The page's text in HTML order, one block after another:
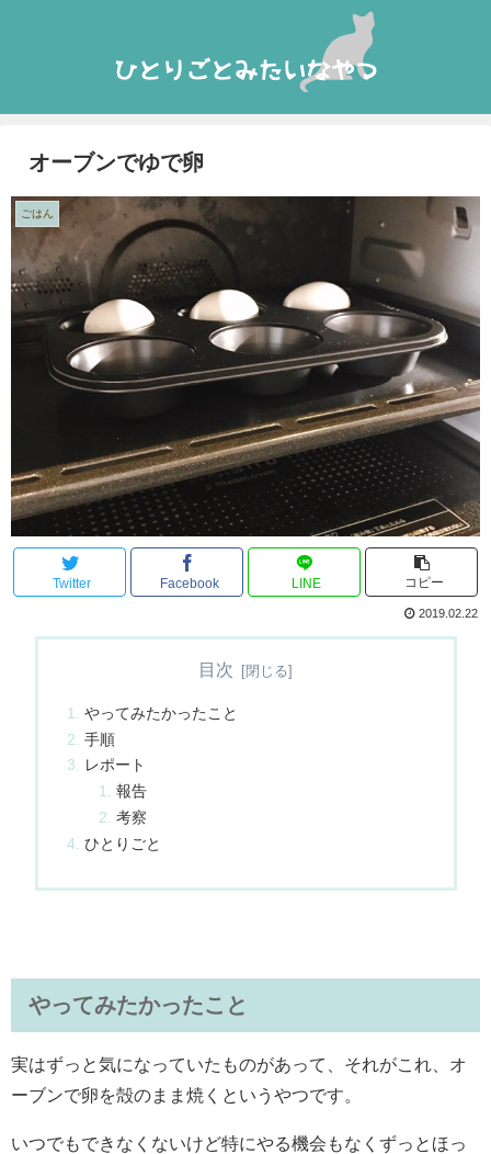
オーブンでゆで卵
ごはん
Twitter Facebook LINE コピー
2019.02.22
目次
やってみたかったこと
手順
レポート
報告
考察
ひとりごと
やってみたかったこと
実はずっと気になっていたものがあって、それがこれ、オ
ーブンで卵を殻のまま焼くというやつです。
いつでもできなくないけど特にやる機会もなくずっとほっ